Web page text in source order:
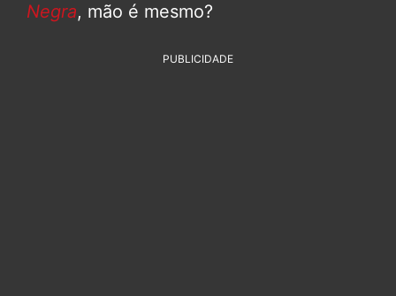
Negra, mão é mesmo?
PUBLICIDADE